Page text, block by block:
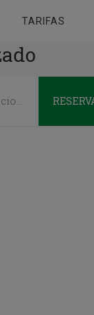
TARIFAS